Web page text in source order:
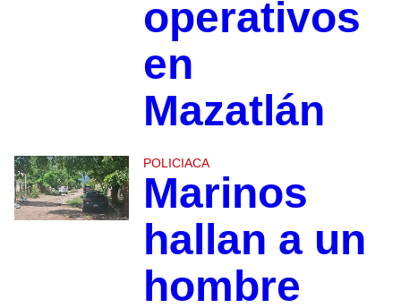
operativos
en
Mazatlán
POLICIACA
Marinos
hallan a un
hombre